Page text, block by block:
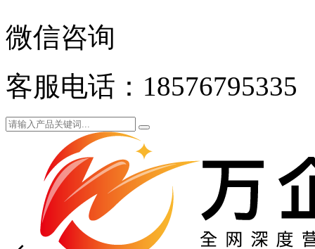
微信咨询
客服电话：18576795335